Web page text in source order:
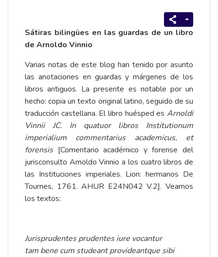
Sátiras bilingües en las guardas de un libro
de Arnoldo Vinnio
Varias notas de este blog han tenido por asunto
las anotaciones en guardas y márgenes de los
libros antiguos. La presente es notable por un
hecho: copia un texto original latino, seguido de su
traducción castellana. El libro huésped es Arnoldi
Vinnii JC. In quatuor libros Institutionum
imperialium commentarius academicus, et
forensis[Comentario académico y forense del
jurisconsulto Arnoldo Vinnio a los cuatro libros de
las Instituciones imperiales. Lion: hermanos De
Tournes, 1761. AHUR E24N042 V.2]. Veamos
los textos:
Jurisprudentes prudentes iure vocantur
tam bene cum studeant provideantque sibi